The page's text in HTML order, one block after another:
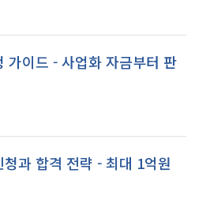
가이드 - 사업화 자금부터 판
과 합격 전략 - 최대 1억원